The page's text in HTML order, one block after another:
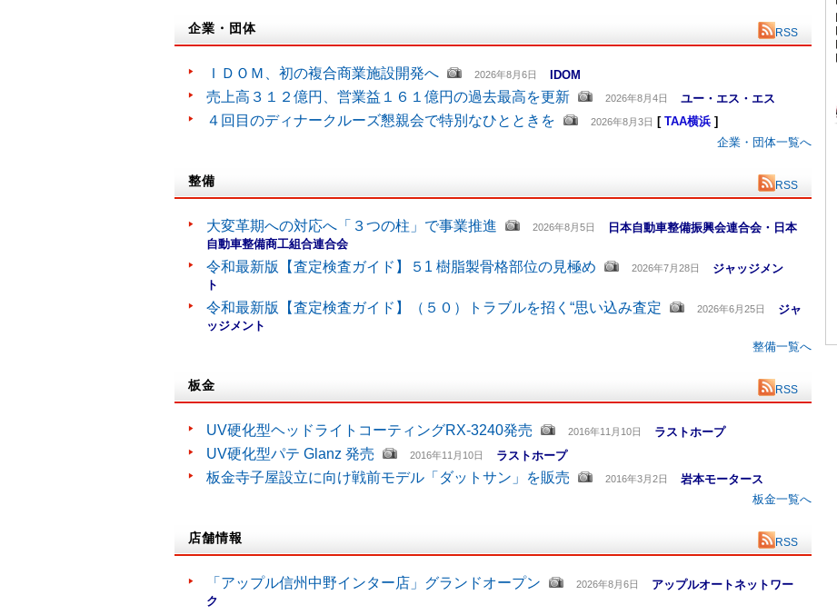
企業・団体 RSS
ＩＤＯＭ、初の複合商業施設開発へ 2026年8月6日 IDOM
売上高３１２億円、営業益１６１億円の過去最高を更新 2026年8月4日 ユー・エス・エス
４回目のディナークルーズ懇親会で特別なひとときを 2026年8月3日 [ TAA横浜 ]
企業・団体一覧へ
整備 RSS
大変革期への対応へ「３つの柱」で事業推進 2026年8月5日 日本自動車整備振興会連合会・日本
自動車整備商工組合連合会
令和最新版【査定検査ガイド】５1 樹脂製骨格部位の見極め
2026年7月28日 ジャッジメン
ト
令和最新版【査定検査ガイド】（５０）トラブルを招く“思い込み査定
2026年6月25日 ジャ
ッジメント
整備一覧へ
板金 RSS
UV硬化型ヘッドライトコーティングRX-3240発売 2016年11月10日 ラストホープ
UV硬化型パテ Glanz 発売 2016年11月10日 ラストホープ
板金寺子屋設立に向け戦前モデル「ダットサン」を販売 2016年3月2日
岩本モータース
板金一覧へ
店舗情報 RSS
「アップル信州中野インター店」グランドオープン 2026年8月6日 アップルオートネットワー
ク